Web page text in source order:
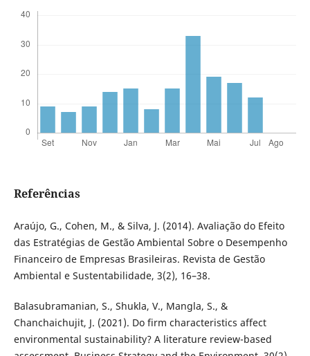
Referências
Araújo, G., Cohen, M., & Silva, J. (2014). Avaliação do Efeito
das Estratégias de Gestão Ambiental Sobre o Desempenho
Financeiro de Empresas Brasileiras. Revista de Gestão
Ambiental e Sustentabilidade, 3(2), 16–38.
Balasubramanian, S., Shukla, V., Mangla, S., &
Chanchaichujit, J. (2021). Do firm characteristics affect
environmental sustainability? A literature review-based